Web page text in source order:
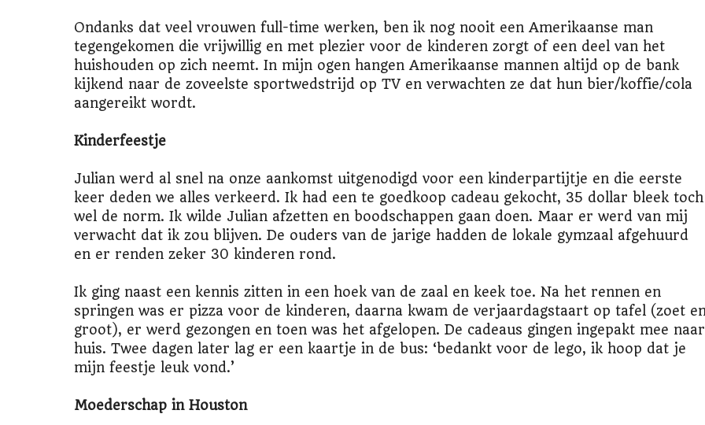
Ondanks dat veel vrouwen full-time werken, ben ik nog nooit een Amerikaanse man
tegengekomen die vrijwillig en met plezier voor de kinderen zorgt of een deel van het
huishouden op zich neemt. In mijn ogen hangen Amerikaanse mannen altijd op de bank
kijkend naar de zoveelste sportwedstrijd op TV en verwachten ze dat hun bier/koffie/cola
aangereikt wordt.
Kinderfeestje
Julian werd al snel na onze aankomst uitgenodigd voor een kinderpartijtje en die eerste
keer deden we alles verkeerd. Ik had een te goedkoop cadeau gekocht, 35 dollar bleek toch
wel de norm. Ik wilde Julian afzetten en boodschappen gaan doen. Maar er werd van mij
verwacht dat ik zou blijven. De ouders van de jarige hadden de lokale gymzaal afgehuurd
en er renden zeker 30 kinderen rond.
Ik ging naast een kennis zitten in een hoek van de zaal en keek toe. Na het rennen en
springen was er pizza voor de kinderen, daarna kwam de verjaardagstaart op tafel (zoet
groot), er werd gezongen en toen was het afgelopen. De cadeaus gingen ingepakt mee naar
huis. Twee dagen later lag er een kaartje in de bus: ‘bedankt voor de lego, ik hoop dat je
mijn feestje leuk vond.’
Moederschap in Houston